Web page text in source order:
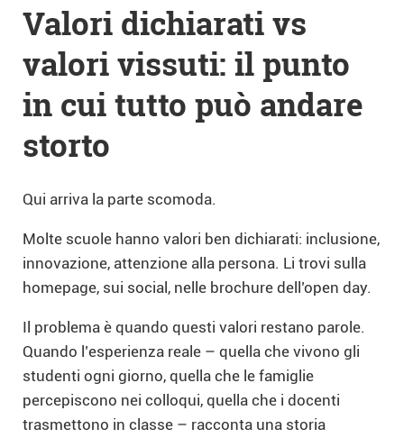
Valori dichiarati vs
valori vissuti: il punto
in cui tutto può andare
storto
Qui arriva la parte scomoda.
Molte scuole hanno valori ben dichiarati: inclusione,
innovazione, attenzione alla persona. Li trovi sulla
homepage, sui social, nelle brochure dell’open day.
Il problema è quando questi valori restano parole.
Quando l’esperienza reale – quella che vivono gli
studenti ogni giorno, quella che le famiglie
percepiscono nei colloqui, quella che i docenti
trasmettono in classe – racconta una storia